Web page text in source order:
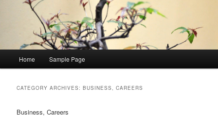
Skip
Skip
Home Sample Page
CATEGORY ARCHIVES:BUSINESS, CAREERS
Business, Careers